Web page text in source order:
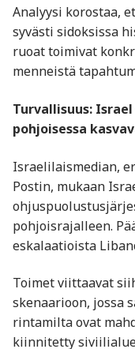
Analyysi korostaa,
syvästi sidoksissa
ruoat toimivat
menneistä
Turvallisuus:
pohjoisessa
Israelilaismedian,
Postin, mukaan
pohjoisrajalleen.
eskalaatioista
Toimet viittaavat
skenaarioon, jossa
rintamilta ovat
kiinnitetty